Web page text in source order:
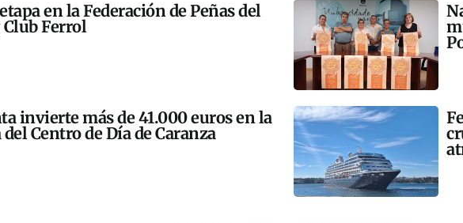
en la Federación de Peñas del
Ferrol
invierte más de 41.000 euros en la
Centro de Día de Caranza